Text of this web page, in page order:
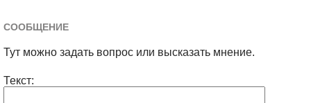
СООБЩЕНИЕ
Тут можно задать вопрос или высказать мнение.
Текст: